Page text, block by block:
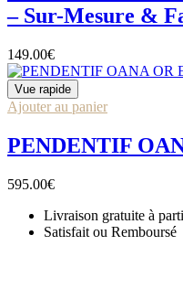
– Sur-Mesure &
149.00€
Vue rapide
Ajouter au panier
PENDENTIF
595.00€
Livraison gratuite à
Satisfait ou Remboursé